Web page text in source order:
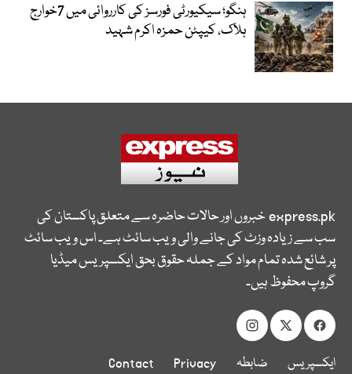
ہنگو؛ سیکیورٹی فورسز کی کارروائی میں 7خوارج
ہلاک، کیپٹن حمزہ اکرم شہید
express.pkخبروں اور حالات حاضرہ سے متعلق پاکستان کی
سب سے زیادہ وزٹ کی جانے والی ویب سائٹ ہے۔ اس ویب سائٹ
پر شائع شدہ تمام مواد کے جملہ حقوق بحق ایکسپریس میڈیا
گروپ محفوظ ہیں۔
ایکسپریس ضابطہ Privacy
Contact